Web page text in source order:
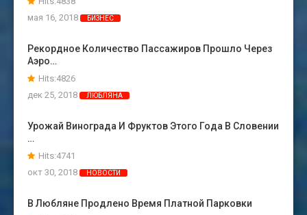
мая 16, 2018
БИЗНЕС
Рекордное Количество Пассажиров Прошло Через
Аэро…
Hits:4826
дек 25, 2018
ЛЮБЛЯНА
Урожай Винограда И Фруктов Этого Года В Словении
…
Hits:4741
окт 30, 2018
НОВОСТИ
В Любляне Продлено Время Платной Парковки